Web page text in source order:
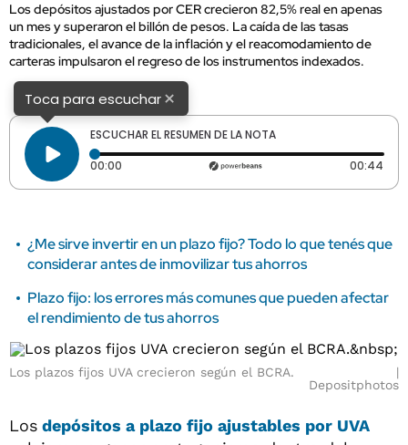
Los depósitos ajustados por CER crecieron 82,5% real en apenas
un mes y superaron el billón de pesos. La caída de las tasas
tradicionales, el avance de la inflación y el reacomodamiento de
carteras impulsaron el regreso de los instrumentos indexados.
Toca para escuchar×
ESCUCHAR EL RESUMEN DE LA NOTA
00:00 Tiempo transcurrido: 0 segundos 00:44
¿Me sirve invertir en un plazo fijo? Todo lo que tenés que
considerar antes de inmovilizar tus ahorros
Plazo fijo: los errores más comunes que pueden afectar
el rendimiento de tus ahorros
Los plazos fijos UVA crecieron según el BCRA.
Depositphotos
Los depósitos a plazo fijo ajustables por UVA